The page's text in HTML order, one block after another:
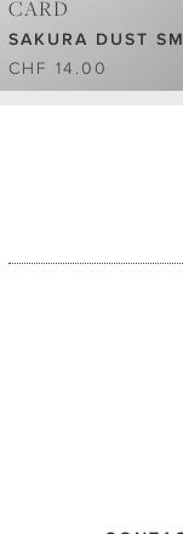
CARD
SAKURA DUST
CHF 14.00